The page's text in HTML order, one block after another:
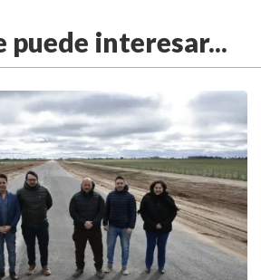
puede interesar...